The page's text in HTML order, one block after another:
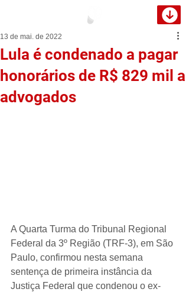
Lula é condenado a pagar
honorários de R$ 829 mil a
advogados
13 de mai. de 2022
A Quarta Turma do Tribunal Regional
Federal da 3º Região (TRF-3), em São
Paulo, confirmou nesta semana
sentença de primeira instância da
Justiça Federal que condenou o ex-